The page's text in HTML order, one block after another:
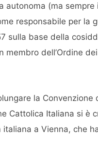
autonoma (ma sempre
responsabile per la
sulla base della
membro dell’Ordine
la Convenzione
Cattolica Italiana si è
a Vienna, che